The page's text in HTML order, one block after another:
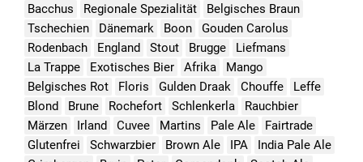
Bacchus
Regionale Spezialität
Belgisches Braun
Tschechien
Dänemark Boon
Gouden Carolus
Rodenbach
England Stout Brugge
Liefmans
La Trappe
Exotisches Bier Afrika
Mango
Belgisches Rot
Floris Gulden Draak Chouffe
Leffe
Blond
Brune Rochefort Schlenkerla
Rauchbier
Märzen
Irland Cuvee Martins Pale Ale
Fairtrade
Glutenfrei
Schwarzbier Brown Ale IPA
India Pale Ale